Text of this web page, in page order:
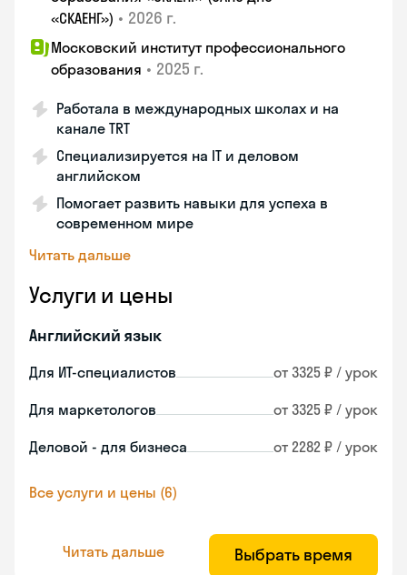
«СКАЕНГ») • 2026 г.
Московский институт профессионального
образования • 2025 г.
Работала в международных школах и на
канале TRT
Специализируется на IT и деловом
английском
Помогает развить навыки для успеха в
современном мире
Читать дальше
Услуги и цены
Английский язык
Для ИТ-специалистов от 3325 ₽ / урок
Для маркетологов от 3325 ₽ / урок
Деловой - для бизнеса от 2282 ₽ / урок
Все услуги и цены (6)
Читать дальше Выбрать время